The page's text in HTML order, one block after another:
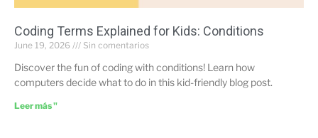
Coding Terms Explained for Kids: Conditions
June 19, 2026 Sin comentarios
Discover the fun of coding with conditions! Learn how
computers decide what to do in this kid-friendly blog post.
Leer más "